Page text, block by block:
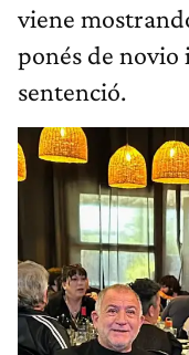
viene
ponés de novio
sentenció.